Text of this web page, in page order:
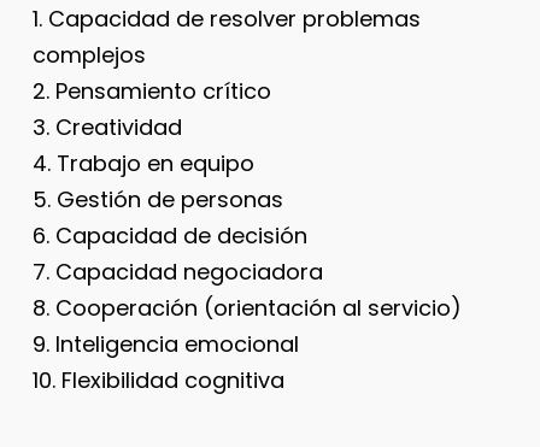
1. Capacidad de resolver problemas
complejos
2. Pensamiento crítico
3. Creatividad
4. Trabajo en equipo
5. Gestión de personas
6. Capacidad de decisión
7. Capacidad negociadora
8. Cooperación (orientación al servicio)
9. Inteligencia emocional
10. Flexibilidad cognitiva